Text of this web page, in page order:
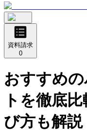
資料請求
0
おすすめ
トを徹底
び方も解説